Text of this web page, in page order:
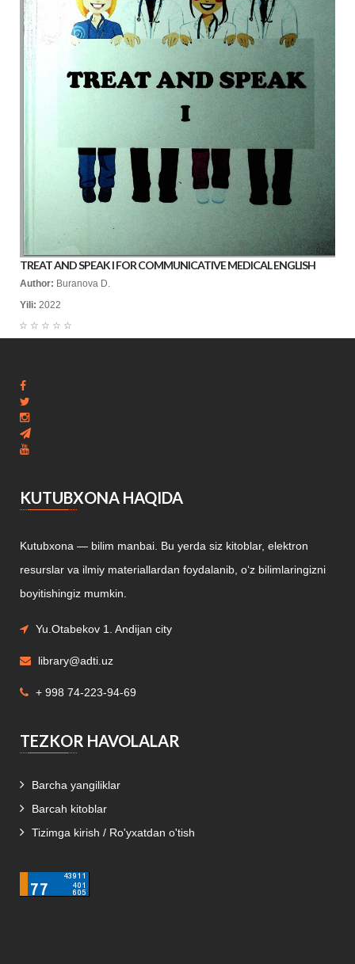
TREAT AND SPEAK I FOR COMMUNICATIVE MEDICAL ENGLISH
Author: Buranova D.
Yili: 2022
☆
☆
☆
☆
☆
KUTUBXONA HAQIDA
Kutubxona — bilim manbai. Bu yerda siz kitoblar, elektron
resurslar va ilmiy materiallardan foydalanib, o‘z bilimlaringizni
boyitishingiz mumkin.
Yu.Otabekov 1. Andijan city
library@adti.uz
+ 998 74-223-94-69
TEZKOR HAVOLALAR
Barcha yangiliklar
Barcah kitoblar
Tizimga kirish / Ro'yxatdan o'tish